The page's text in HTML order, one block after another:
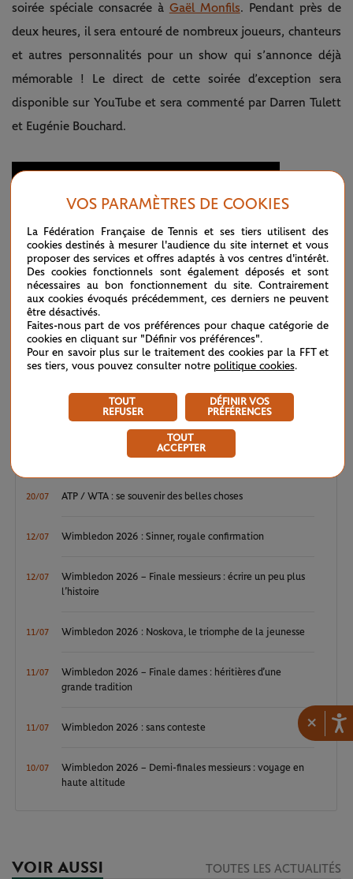
×
soirée spéciale consacrée à Gaël Monfils. Pendant près de
deux heures, il sera entouré de nombreux joueurs, chanteurs
et autres personnalités pour un show qui s’annonce déjà
mémorable ! Le direct de cette soirée d’exception sera
disponible sur YouTube et sera commenté par Darren Tulett
et Eugénie Bouchard.
LE FIL D'ACTUS
WTA / ATP : une avalanche de premières
ATP / WTA : Van Assche et Tagger, la relève couronnée
20/07 ATP / WTA : se souvenir des belles choses
12/07 Wimbledon 2026 : Sinner, royale confirmation
12/07
Wimbledon 2026 – Finale messieurs : écrire un peu plus
l’histoire
11/07 Wimbledon 2026 : Noskova, le triomphe de la jeunesse
11/07
Wimbledon 2026 – Finale dames : héritières d’une
grande tradition
11/07 Wimbledon 2026 : sans conteste
10/07
Wimbledon 2026 – Demi-finales messieurs : voyage en
haute altitude
VOIR AUSSI TOUTES LES ACTUALITÉS
VOS PARAMÈTRES DE COOKIES
La Fédération Française de Tennis et ses tiers utilisent des
cookies destinés à mesurer l'audience du site internet et vous
proposer des services et offres adaptés à vos centres d'intérêt.
Des cookies fonctionnels sont également déposés et sont
nécessaires au bon fonctionnement du site. Contrairement
aux cookies évoqués précédemment, ces derniers ne peuvent
être désactivés.
Faites-nous part de vos préférences pour chaque catégorie de
cookies en cliquant sur "Définir vos préférences".
Pour en savoir plus sur le traitement des cookies par la FFT et
ses tiers, vous pouvez consulter notre politique cookies.
TOUT
REFUSER
DÉFINIR VOS
PRÉFÉRENCES
TOUT
ACCEPTER